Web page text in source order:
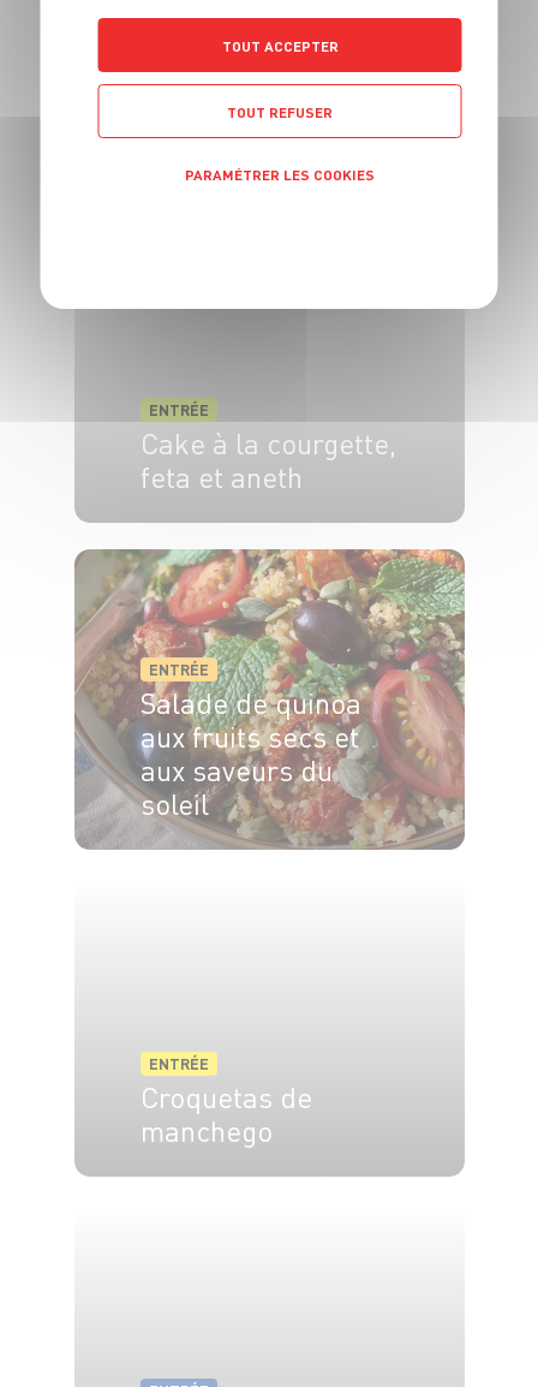
Tarte aux
courgettes et au
Mont-d'Or
ENTRÉE
Cake à la courgette,
feta et aneth
ENTRÉE
Salade de quinoa
aux fruits secs et
aux saveurs du
soleil
ENTRÉE
Croquetas de
manchego
TOUT ACCEPTER
TOUT REFUSER
PARAMÉTRER LES COOKIES